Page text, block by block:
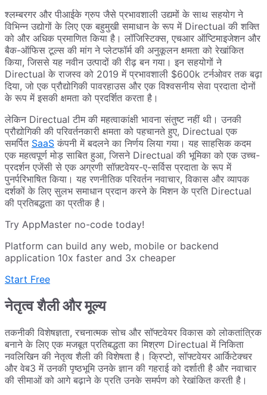
श्लम्बरगर और पीआईके ग्रुप जैसे प्रभावशाली उद्यमों के साथ सहयोग ने
विभिन्न उद्योगों के लिए एक बहुमुखी समाधान के रूप में Directual की शक्ति
को और अधिक प्रमाणित किया है। लॉजिस्टिक्स, एचआर ऑप्टिमाइजेशन और
बैक-ऑफिस टूल्स की मांग ने प्लेटफॉर्म की अनुकूलन क्षमता को रेखांकित
किया, जिससे यह नवीन उत्पादों की रीढ़ बन गया। इन सहयोगों ने
Directual के राजस्व को 2019 में प्रभावशाली $600k टर्नओवर तक बढ़ा
दिया, जो एक प्रौद्योगिकी पावरहाउस और एक विश्वसनीय सेवा प्रदाता दोनों
के रूप में इसकी क्षमता को प्रदर्शित करता है।
लेकिन Directual टीम की महत्वाकांक्षी भावना संतुष्ट नहीं थी। उनकी
प्रौद्योगिकी की परिवर्तनकारी क्षमता को पहचानते हुए, Directual एक
समर्पित SaaS कंपनी में बदलने का निर्णय लिया गया। यह साहसिक कदम
एक महत्वपूर्ण मोड़ साबित हुआ, जिसने Directual की भूमिका को एक उच्च-
प्रदर्शन एजेंसी से एक अग्रणी सॉफ़्टवेयर-ए-सर्विस प्रदाता के रूप में
पुनर्परिभाषित किया। यह रणनीतिक परिवर्तन नवाचार, विकास और व्यापक
दर्शकों के लिए सुलभ समाधान प्रदान करने के मिशन के प्रति Directual
की प्रतिबद्धता का प्रतीक है।
Try AppMaster no-code today!
Platform can build any web, mobile or backend
application 10x faster and 3x cheaper
Start Free
नेतृत्व शैली और मूल्य
तकनीकी विशेषज्ञता, रचनात्मक सोच और सॉफ्टवेयर विकास को लोकतांत्रिक
बनाने के लिए एक मजबूत प्रतिबद्धता का मिश्रण Directual में निकिता
नवलिखिन की नेतृत्व शैली की विशेषता है। क्रिप्टो, सॉफ्टवेयर आर्किटेक्चर
और वेब3 में उनकी पृष्ठभूमि उनके ज्ञान की गहराई को दर्शाती है और नवाचार
की सीमाओं को आगे बढ़ाने के प्रति उनके समर्पण को रेखांकित करती है।